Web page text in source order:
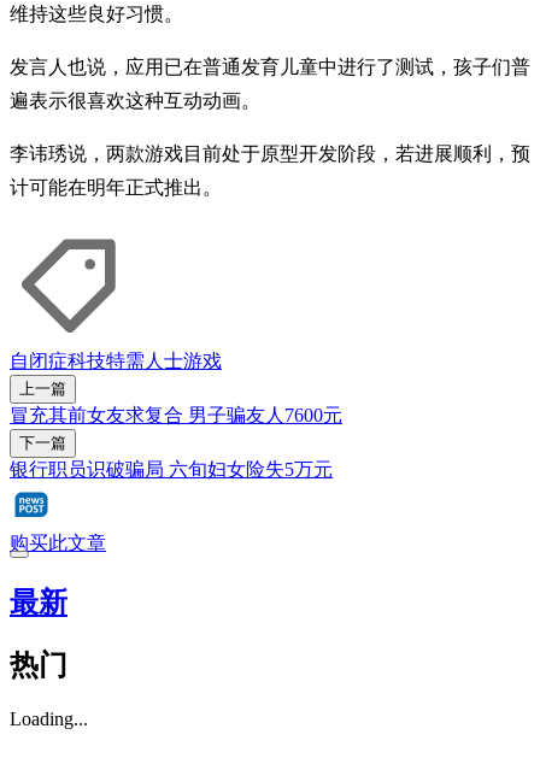
维持这些良好习惯。
发言人也说，应用已在普通发育儿童中进行了测试，孩子们普
遍表示很喜欢这种互动动画。
李讳琇说，两款游戏目前处于原型开发阶段，若进展顺利，预
计可能在明年正式推出。
自闭症科技特需人士游戏
上一篇
冒充其前女友求复合 男子骗友人7600元
下一篇
银行职员识破骗局 六旬妇女险失5万元
购买此文章
最新
热门
Loading...